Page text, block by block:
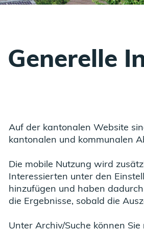
Generelle
Auf der kantonalen Website
kantonalen und kommunalen
Die mobile Nutzung wird
Interessierten unter den
hinzufügen und haben
die Ergebnisse, sobald die
Unter Archiv/Suche können